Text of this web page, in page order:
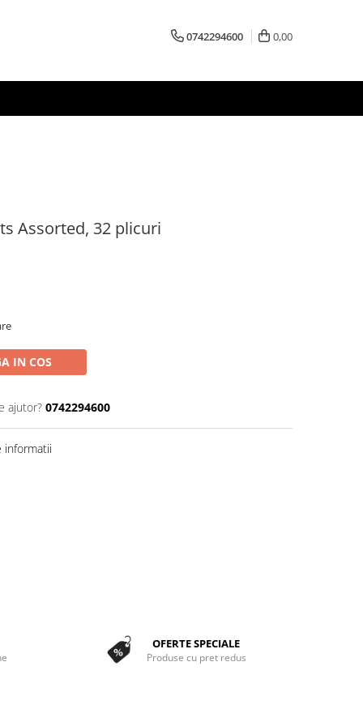
0742294600 0,00
Assorted, 32 plicuri
IN COS
ajutor? 0742294600
informatii
OFERTE SPECIALE
Produse cu pret redus